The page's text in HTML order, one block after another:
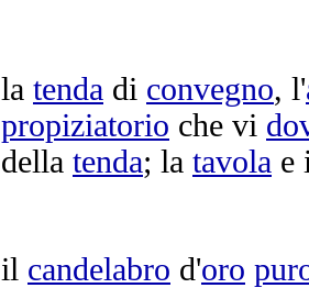
la tenda di convegno, l'
propiziatorio che vi
della tenda; la tavola e
il candelabro d'oro